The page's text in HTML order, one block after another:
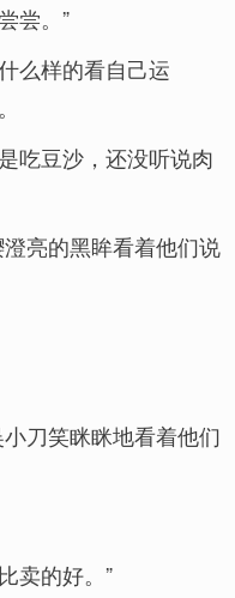
尝。”
么样的看自己运
吃豆沙，还没听说肉
亮的黑眸看着他们说
刀笑眯眯地看着他们
卖的好。”